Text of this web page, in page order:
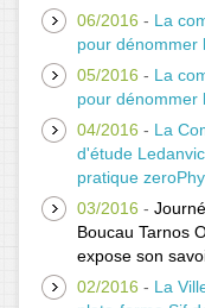
06/2016 - La
pour dénommer
05/2016 - La
pour dénommer
04/2016 - La
d'étude
pratique
03/2016 -
Boucau Tarnos
expose son
02/2016 - La